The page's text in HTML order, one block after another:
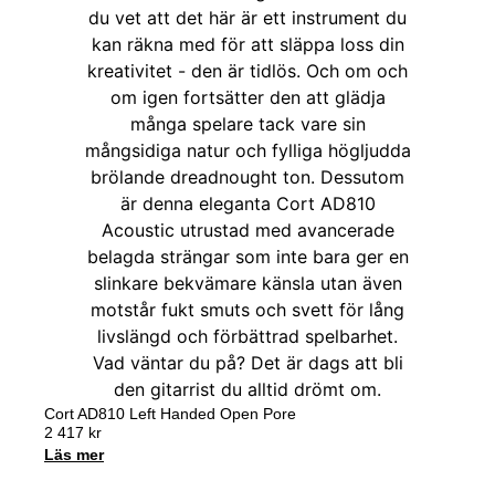
Cort AD810 Left Handed Open Pore
2 417 kr
Läs mer